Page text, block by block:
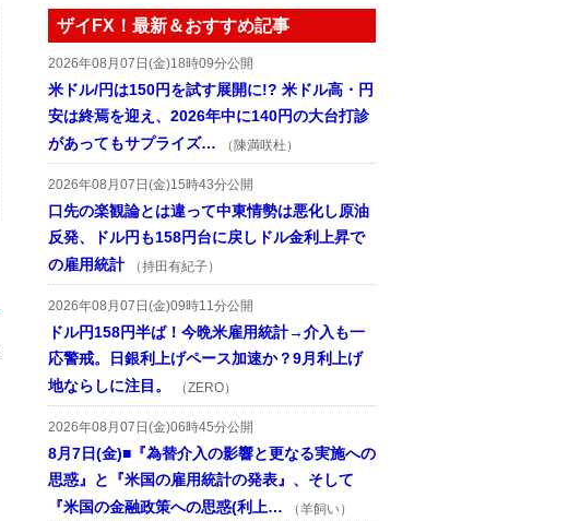
ザイFX！最新＆おすすめ記事
2026年08月07日(金)18時09分公開
米ドル/円は150円を試す展開に!? 米ドル高・円
安は終焉を迎え、2026年中に140円の大台打診
があってもサプライズ…
（陳満咲杜）
2026年08月07日(金)15時43分公開
口先の楽観論とは違って中東情勢は悪化し原油
反発、ドル円も158円台に戻しドル金利上昇で
の雇用統計
（持田有紀子）
2026年08月07日(金)09時11分公開
ドル円158円半ば！今晩米雇用統計→介入も一
応警戒。日銀利上げペース加速か？9月利上げ
地ならしに注目。
（ZERO）
2026年08月07日(金)06時45分公開
8月7日(金)■『為替介入の影響と更なる実施への
思惑』と『米国の雇用統計の発表』、そして
『米国の金融政策への思惑(利上…
（羊飼い）